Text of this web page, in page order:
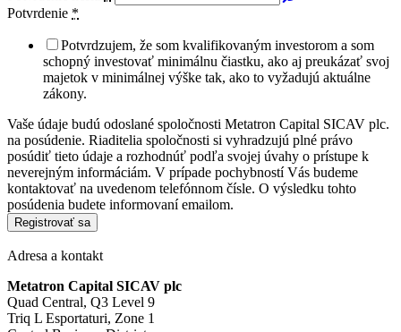
Potvrdenie *
Potvrdzujem, že som kvalifikovaným investorom a som
schopný investovať minimálnu čiastku, ako aj preukázať svoj
majetok v minimálnej výške tak, ako to vyžadujú aktuálne
zákony.
Vaše údaje budú odoslané spoločnosti Metatron Capital SICAV plc.
na posúdenie. Riaditelia spoločnosti si vyhradzujú plné právo
posúdiť tieto údaje a rozhodnúť podľa svojej úvahy o prístupe k
neverejným informáciám. V prípade pochybností Vás budeme
kontaktovať na uvedenom telefónnom čísle. O výsledku tohto
posúdenia budete informovaní emailom.
Registrovať sa
Adresa a kontakt
Metatron Capital SICAV plc
Quad Central, Q3 Level 9
Triq L Esportaturi, Zone 1